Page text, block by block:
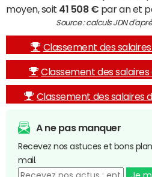
moyen, soit 41 508 € par an et
Source : calculs JDN
Classement des
Classement des
Classement des salaires
A ne pas manquer
Recevez nos astuces et bons
mail.
Je